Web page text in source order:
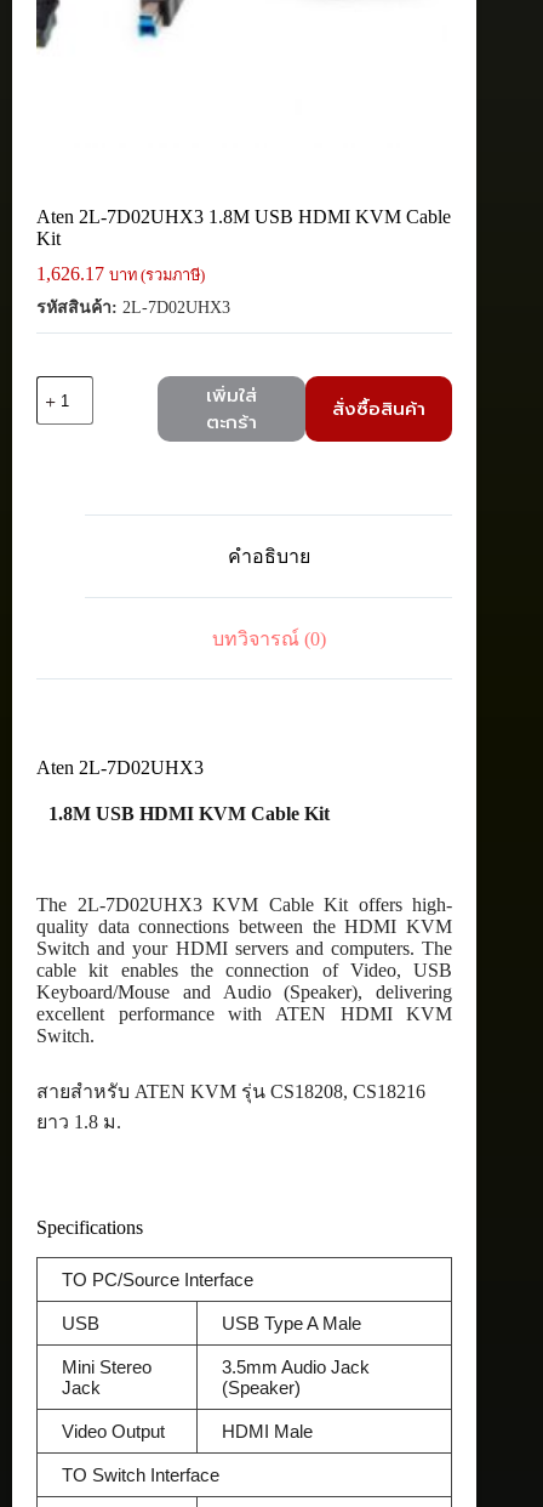
Aten 2L-7D02UHX3 1.8M USB HDMI KVM Cable
Kit
1,626.17 บาท (รวมภาษี)
รหัสสินค้า: 2L-7D02UHX3
Aten
เพิ่มใส่
ตะกร้า
สั่งซื้อสินค้า
คำอธิบาย
บทวิจารณ์ (0)
Aten 2L-7D02UHX3
1.8M USB HDMI KVM Cable Kit
The 2L-7D02UHX3 KVM Cable Kit offers high-
quality data connections between the HDMI KVM
Switch and your HDMI servers and computers. The
cable kit enables the connection of Video, USB
Keyboard/Mouse and Audio (Speaker), delivering
excellent performance with ATEN HDMI KVM
Switch.
สายสำหรับ ATEN KVM รุ่น CS18208, CS18216
ยาว 1.8 ม.
Specifications
TO PC/Source Interface
USB USB Type A Male
Mini Stereo
Jack
3.5mm Audio Jack
(Speaker)
Video Output HDMI Male
TO Switch Interface